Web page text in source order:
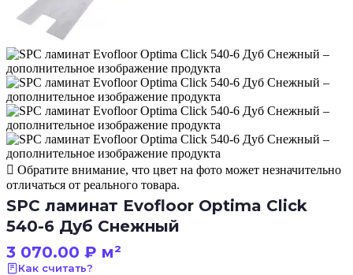
Обратите внимание, что цвет на фото может незначительно
отличаться от реального товара.
SPC ламинат Evofloor Optima Click
540-6 Дуб Снежный
3 070.00 ₽ м²
Как считать?